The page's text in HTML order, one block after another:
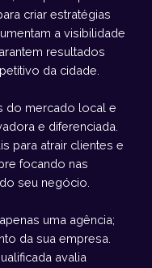
criar estratégias
a visibilidade
resultados
da cidade.
do mercado local e
e diferenciada.
para atrair clientes e
focando nas
seu negócio.
uma agência;
da sua empresa.
avalia